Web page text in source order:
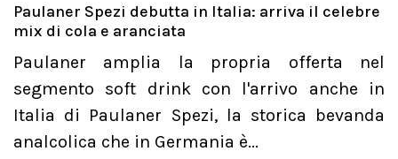
Paulaner Spezi debutta in Italia: arriva il celebre
mix di cola e aranciata
Paulaner amplia la propria offerta nel
segmento soft drink con l'arrivo anche in
Italia di Paulaner Spezi, la storica bevanda
analcolica che in Germania è...